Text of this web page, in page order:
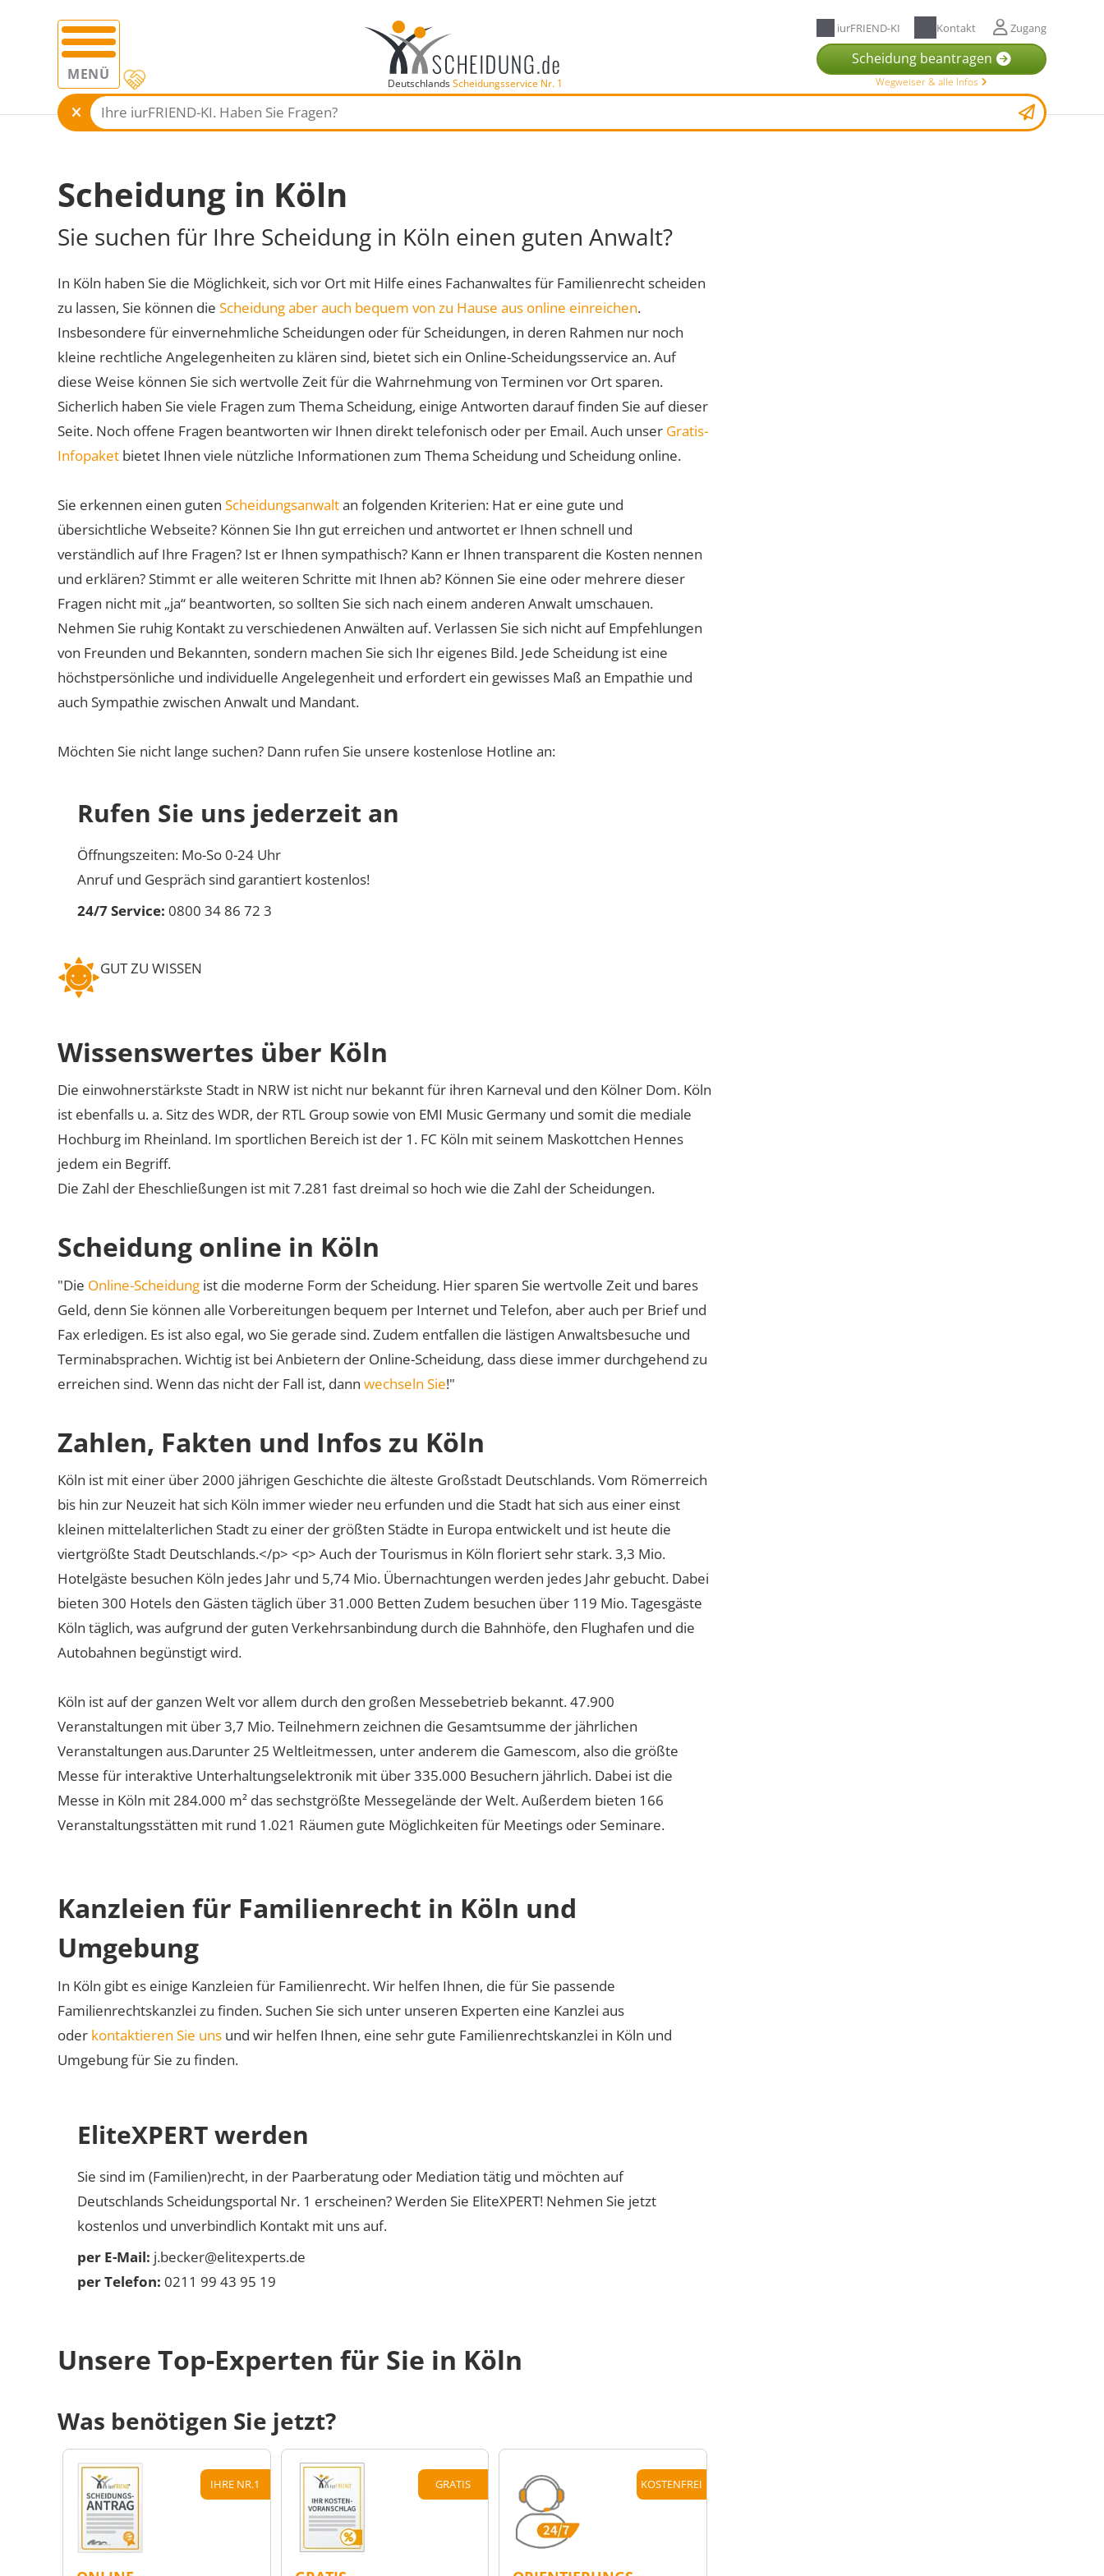
MENÜ DeutschlandsScheidungsservice Nr. 1
iurFRIEND-KI Kontakt Zugang
Scheidung beantragen
Wegweiser & alle Infos
Scheidung in Köln
Sie suchen für Ihre Scheidung in Köln einen guten Anwalt?
In Köln haben Sie die Möglichkeit, sich vor Ort mit Hilfe eines Fachanwaltes für Familienrecht scheiden
zu lassen, Sie können die Scheidung aber auch bequem von zu Hause aus online einreichen.
Insbesondere für einvernehmliche Scheidungen oder für Scheidungen, in deren Rahmen nur noch
kleine rechtliche Angelegenheiten zu klären sind, bietet sich ein Online-Scheidungsservice an. Auf
diese Weise können Sie sich wertvolle Zeit für die Wahrnehmung von Terminen vor Ort sparen.
Sicherlich haben Sie viele Fragen zum Thema Scheidung, einige Antworten darauf finden Sie auf dieser
Seite. Noch offene Fragen beantworten wir Ihnen direkt telefonisch oder per Email. Auch unser Gratis-
Infopaket bietet Ihnen viele nützliche Informationen zum Thema Scheidung und Scheidung online.
Sie erkennen einen guten Scheidungsanwaltan folgenden Kriterien: Hat er eine gute und
übersichtliche Webseite? Können Sie Ihn gut erreichen und antwortet er Ihnen schnell und
verständlich auf Ihre Fragen? Ist er Ihnen sympathisch? Kann er Ihnen transparent die Kosten nennen
und erklären? Stimmt er alle weiteren Schritte mit Ihnen ab? Können Sie eine oder mehrere dieser
Fragen nicht mit „ja“ beantworten, so sollten Sie sich nach einem anderen Anwalt umschauen.
Nehmen Sie ruhig Kontakt zu verschiedenen Anwälten auf. Verlassen Sie sich nicht auf Empfehlungen
von Freunden und Bekannten, sondern machen Sie sich Ihr eigenes Bild. Jede Scheidung ist eine
höchstpersönliche und individuelle Angelegenheit und erfordert ein gewisses Maß an Empathie und
auch Sympathie zwischen Anwalt und Mandant.
Möchten Sie nicht lange suchen? Dann rufen Sie unsere kostenlose Hotline an:
Rufen Sie uns jederzeit an
Öffnungszeiten: Mo-So 0-24 Uhr
Anruf und Gespräch sind garantiert kostenlos!
24/7 Service: 0800 34 86 72 3
GUT ZU WISSEN
Wissenswertes über Köln
Die einwohnerstärkste Stadt in NRW ist nicht nur bekannt für ihren Karneval und den Kölner Dom. Köln
ist ebenfalls u. a. Sitz des WDR, der RTL Group sowie von EMI Music Germany und somit die mediale
Hochburg im Rheinland. Im sportlichen Bereich ist der 1. FC Köln mit seinem Maskottchen Hennes
jedem ein Begriff.
Die Zahl der Eheschließungen ist mit 7.281 fast dreimal so hoch wie die Zahl der Scheidungen.
Scheidung online in Köln
"Die Online-Scheidung ist die moderne Form der Scheidung. Hier sparen Sie wertvolle Zeit und bares
Geld, denn Sie können alle Vorbereitungen bequem per Internet und Telefon, aber auch per Brief und
Fax erledigen. Es ist also egal, wo Sie gerade sind. Zudem entfallen die lästigen Anwaltsbesuche und
Terminabsprachen. Wichtig ist bei Anbietern der Online-Scheidung, dass diese immer durchgehend zu
erreichen sind. Wenn das nicht der Fall ist, dann wechseln Sie!"
Zahlen, Fakten und Infos zu Köln
Köln ist mit einer über 2000 jährigen Geschichte die älteste Großstadt Deutschlands. Vom Römerreich
bis hin zur Neuzeit hat sich Köln immer wieder neu erfunden und die Stadt hat sich aus einer einst
kleinen mittelalterlichen Stadt zu einer der größten Städte in Europa entwickelt und ist heute die
viertgrößte Stadt Deutschlands.</p> <p> Auch der Tourismus in Köln floriert sehr stark. 3,3 Mio.
Hotelgäste besuchen Köln jedes Jahr und 5,74 Mio. Übernachtungen werden jedes Jahr gebucht. Dabei
bieten 300 Hotels den Gästen täglich über 31.000 Betten Zudem besuchen über 119 Mio. Tagesgäste
Köln täglich, was aufgrund der guten Verkehrsanbindung durch die Bahnhöfe, den Flughafen und die
Autobahnen begünstigt wird.
Köln ist auf der ganzen Welt vor allem durch den großen Messebetrieb bekannt. 47.900
Veranstaltungen mit über 3,7 Mio. Teilnehmern zeichnen die Gesamtsumme der jährlichen
Veranstaltungen aus.Darunter 25 Weltleitmessen, unter anderem die Gamescom, also die größte
Messe für interaktive Unterhaltungselektronik mit über 335.000 Besuchern jährlich. Dabei ist die
Messe in Köln mit 284.000 m² das sechstgrößte Messegelände der Welt. Außerdem bieten 166
Veranstaltungsstätten mit rund 1.021 Räumen gute Möglichkeiten für Meetings oder Seminare.
Kanzleien für Familienrecht in Köln und
Umgebung
In Köln gibt es einige Kanzleien für Familienrecht. Wir helfen Ihnen, die für Sie passende
Familienrechtskanzlei zu finden. Suchen Sie sich unter unseren Experten eine Kanzlei aus
oder kontaktieren Sie uns und wir helfen Ihnen, eine sehr gute Familienrechtskanzlei in Köln und
Umgebung für Sie zu finden.
EliteXPERT werden
Sie sind im (Familien)recht, in der Paarberatung oder Mediation tätig und möchten auf
Deutschlands Scheidungsportal Nr. 1 erscheinen? Werden Sie EliteXPERT! Nehmen Sie jetzt
kostenlos und unverbindlich Kontakt mit uns auf.
per E-Mail: j.becker@elitexperts.de
per Telefon: 0211 99 43 95 19
Unsere Top-Experten für Sie in Köln
Was benötigen Sie jetzt?
IHRE NR.1 GRATIS KOSTENFREI